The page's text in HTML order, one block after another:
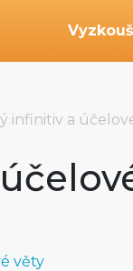
infinitiv a
věty